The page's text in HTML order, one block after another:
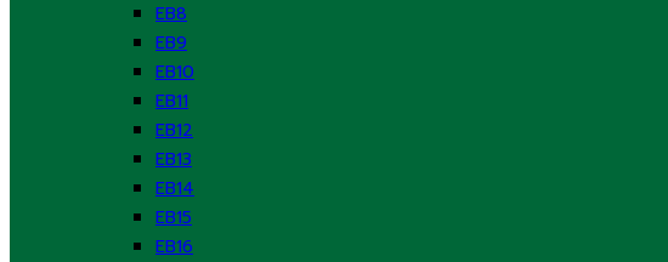
EB8
EB9
EB10
EB11
EB12
EB13
EB14
EB15
EB16